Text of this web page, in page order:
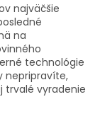
najväčšie
na
technológie
nepripravíte,
trvalé vyradenie